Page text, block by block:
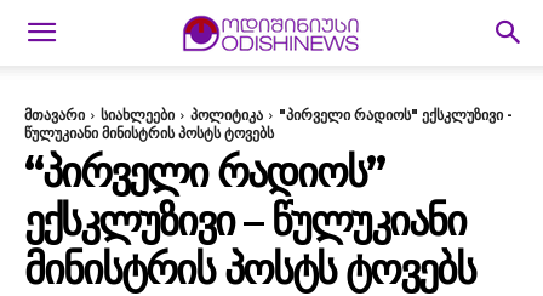
მთავარი სიახლეები პოლიტიკა
"პირველი რადიოს" ექსკლუზივი -
წულუკიანი მინისტრის პოსტს ტოვებს
“ᲞᲘᲠᲕᲔᲚᲘ ᲠᲐᲓᲘᲝᲡ”
ᲔᲥᲡᲙᲚᲣᲖᲘᲕᲘ – ᲬᲣᲚᲣᲙᲘᲐᲜᲘ
ᲛᲘᲜᲘᲡᲢᲠᲘᲡ ᲞᲝᲡᲢᲡ ᲢᲝᲕᲔᲑᲡ